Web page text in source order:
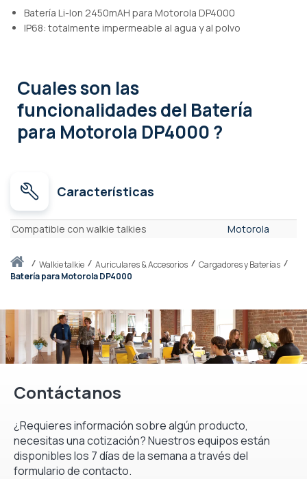
Inicio walkie talkie Auriculares & Accesorios
Cargadores y Baterías
Batería para Motorola DP4000
Batería Li-Ion 2450mAH para Motorola DP4000
IP68: totalmente impermeable al agua y al polvo
Cuales son las
funcionalidadesdel Batería
para Motorola DP4000 ?
Características
Características
Compatible con walkie talkies Motorola
Contáctanos
¿Requieres información sobre algún producto,
necesitas una cotización? Nuestros equipos están
disponibles los 7 días de la semana a través del
formulario de contacto.